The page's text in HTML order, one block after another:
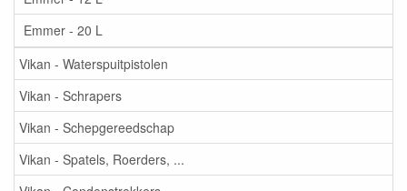
Emmer - 20 L
Vikan - Waterspuitpistolen
Vikan - Schrapers
Vikan - Schepgereedschap
Vikan - Spatels, Roerders, ...